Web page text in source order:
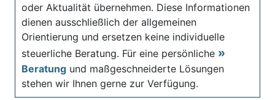
oder Aktualität übernehmen. Diese Informationen
dienen ausschließlich der allgemeinen
Orientierung und ersetzen keine individuelle
steuerliche Beratung. Für eine persönliche
Beratung und maßgeschneiderte Lösungen
stehen wir Ihnen gerne zur Verfügung.